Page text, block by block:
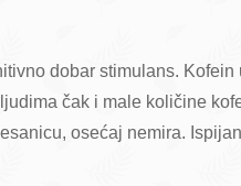
dobar stimulans.
čak i male količine
osećaj nemira.